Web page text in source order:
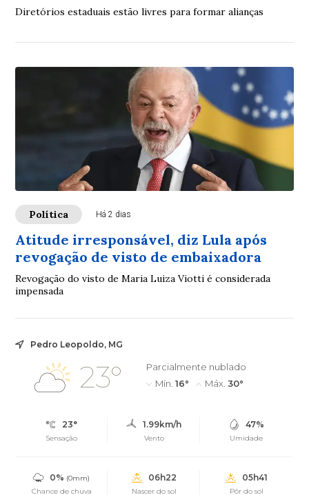
Diretórios estaduais estão livres para formar alianças
Política Há 2 dias
Atitude irresponsável, diz Lula após
revogação de visto de embaixadora
Revogação do visto de Maria Luiza Viotti é considerada
impensada
Pedro Leopoldo, MG
23°
Parcialmente nublado
Mín. 16° Máx. 30°
23°
Sensação
1.99km/h
Vento
47%
Umidade
0% (0mm)
Chance de chuva
06h22
Nascer do sol
05h41
Pôr do sol